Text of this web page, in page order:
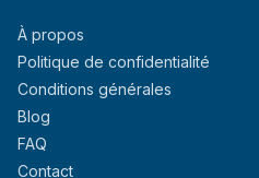
À propos
Politique de confidentialité
Conditions générales
Blog
FAQ
Contact